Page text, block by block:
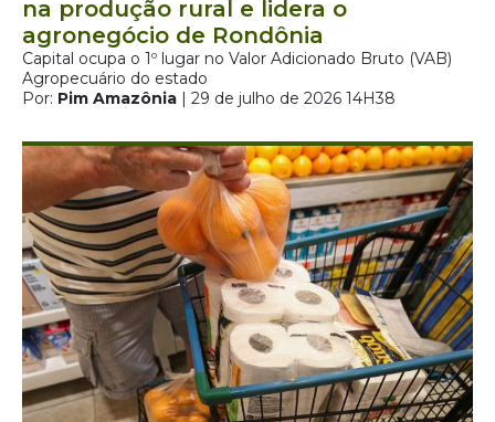
na produção rural e lidera o
agronegócio de Rondônia
Capital ocupa o 1º lugar no Valor Adicionado Bruto (VAB)
Agropecuário do estado
Por: Pim Amazônia | 29 de julho de 2026 14H38